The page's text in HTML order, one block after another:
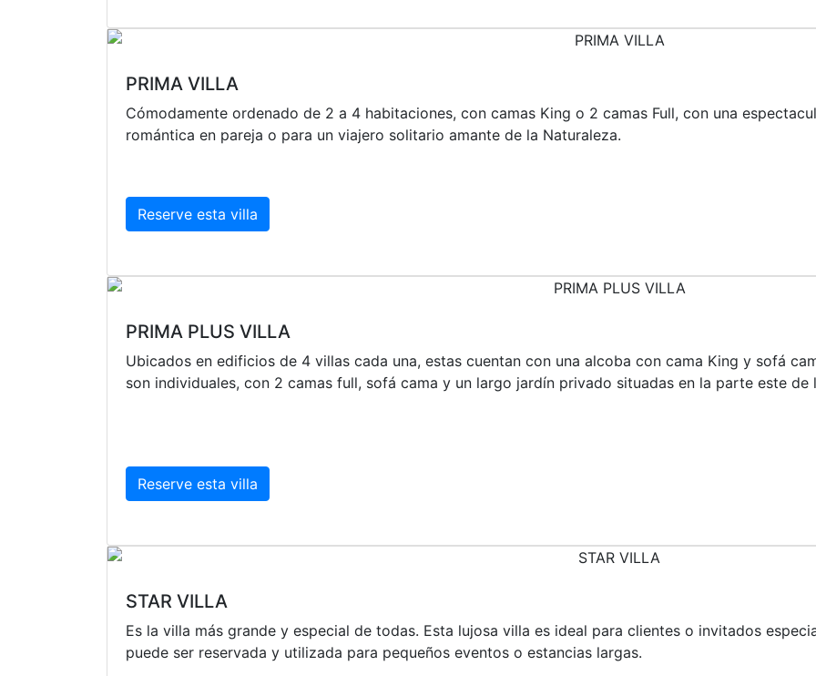
PRIMA VILLA
Cómodamente ordenado de 2 a 4 habitaciones, con camas King o 2 camas Full, con una
romántica en pareja o para un viajero solitario amante de la Naturaleza.
Reserve esta villa
PRIMA PLUS VILLA
Ubicados en edificios de 4 villas cada una, estas cuentan con una alcoba con cama King y sofá
son individuales, con 2 camas full, sofá cama y un largo jardín privado situadas en la parte este de
Reserve esta villa
STAR VILLA
Es la villa más grande y especial de todas. Esta lujosa villa es ideal para clientes o invitados
puede ser reservada y utilizada para pequeños eventos o estancias largas.